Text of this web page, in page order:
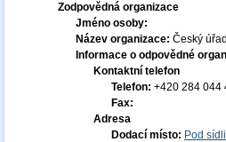
Zodpovědná organizace
Jméno osoby:
Název organizace: Český
Informace o odpovědné
Kontaktní telefon
Telefon: +420 284 044
Fax:
Adresa
Dodací místo: Pod